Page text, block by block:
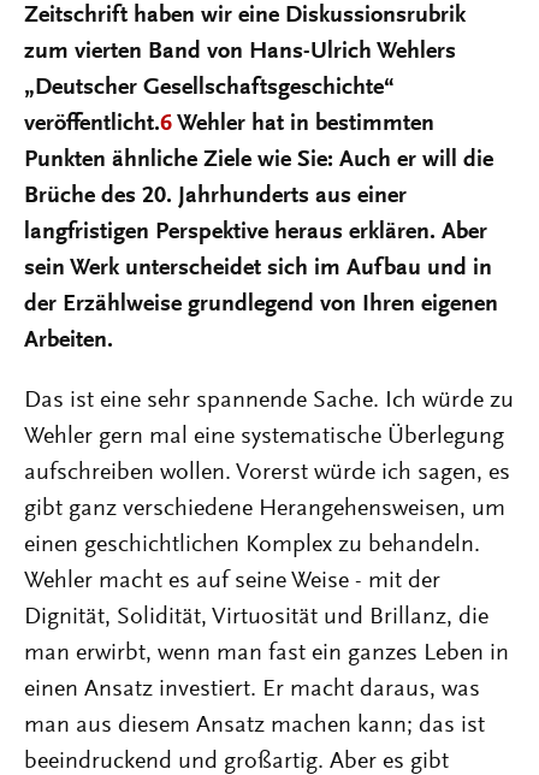
Zeitschrift haben wir eine Diskussionsrubrik
zum vierten Band von Hans-Ulrich Wehlers
„Deutscher Gesellschaftsgeschichte“
veröffentlicht.6 Wehler hat in bestimmten
Punkten ähnliche Ziele wie Sie: Auch er will die
Brüche des 20. Jahrhunderts aus einer
langfristigen Perspektive heraus erklären. Aber
sein Werk unterscheidet sich im Aufbau und in
der Erzählweise grundlegend von Ihren eigenen
Arbeiten.
Das ist eine sehr spannende Sache. Ich würde zu
Wehler gern mal eine systematische Überlegung
aufschreiben wollen. Vorerst würde ich sagen, es
gibt ganz verschiedene Herangehensweisen, um
einen geschichtlichen Komplex zu behandeln.
Wehler macht es auf seine Weise - mit der
Dignität, Solidität, Virtuosität und Brillanz, die
man erwirbt, wenn man fast ein ganzes Leben in
einen Ansatz investiert. Er macht daraus, was
man aus diesem Ansatz machen kann; das ist
beeindruckend und großartig. Aber es gibt